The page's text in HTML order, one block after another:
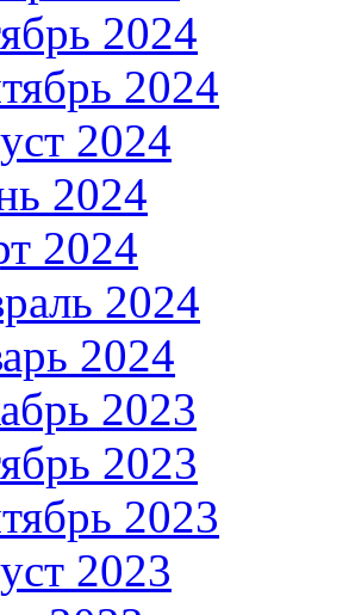
2024
2024
2024
2024
2024
2024
2024
2023
2023
2023
2023